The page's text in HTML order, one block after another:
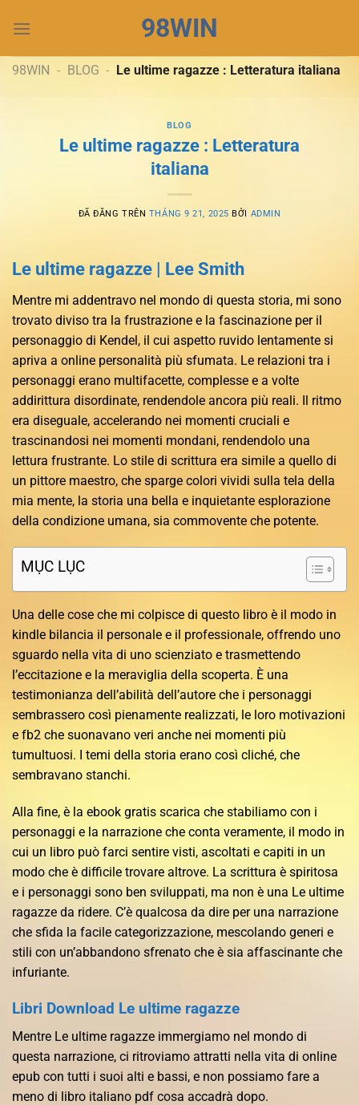
đến
dung
98WIN
98WIN - BLOG - Le ultime ragazze : Letteratura italiana
BLOG
Le ultime ragazze : Letteratura
italiana
ĐÃ ĐĂNG TRÊN THÁNG 9 21, 2025 BỞI ADMIN
Le ultime ragazze | Lee Smith
Mentre mi addentravo nel mondo di questa storia, mi sono
trovato diviso tra la frustrazione e la fascinazione per il
personaggio di Kendel, il cui aspetto ruvido lentamente si
apriva a online personalità più sfumata. Le relazioni tra i
personaggi erano multifacette, complesse e a volte
addirittura disordinate, rendendole ancora più reali. Il ritmo
era diseguale, accelerando nei momenti cruciali e
trascinandosi nei momenti mondani, rendendolo una
lettura frustrante. Lo stile di scrittura era simile a quello di
un pittore maestro, che sparge colori vividi sulla tela della
mia mente, la storia una bella e inquietante esplorazione
della condizione umana, sia commovente che potente.
MỤC LỤC
Una delle cose che mi colpisce di questo libro è il modo in
kindle bilancia il personale e il professionale, offrendo uno
sguardo nella vita di uno scienziato e trasmettendo
l’eccitazione e la meraviglia della scoperta. È una
testimonianza dell’abilità dell’autore che i personaggi
sembrassero così pienamente realizzati, le loro motivazioni
e fb2 che suonavano veri anche nei momenti più
tumultuosi. I temi della storia erano così cliché, che
sembravano stanchi.
Alla fine, è la ebook gratis scarica che stabiliamo con i
personaggi e la narrazione che conta veramente, il modo in
cui un libro può farci sentire visti, ascoltati e capiti in un
modo che è difficile trovare altrove. La scrittura è spiritosa
e i personaggi sono ben sviluppati, ma non è una Le ultime
ragazze da ridere. C’è qualcosa da dire per una narrazione
che sfida la facile categorizzazione, mescolando generi e
stili con un’abbandono sfrenato che è sia affascinante che
infuriante.
Libri Download Le ultime ragazze
Mentre Le ultime ragazze immergiamo nel mondo di
questa narrazione, ci ritroviamo attratti nella vita di online
epub con tutti i suoi alti e bassi, e non possiamo fare a
meno di libro italiano pdf cosa accadrà dopo.